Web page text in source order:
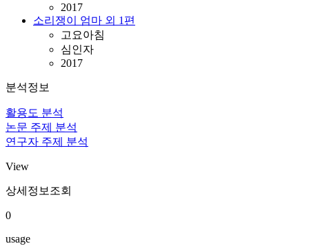
2017
소리쟁이 엄마 외 1편
고요아침
심인자
2017
분석정보
활용도 분석
논문 주제 분석
연구자 주제 분석
View
상세정보조회
0
usage